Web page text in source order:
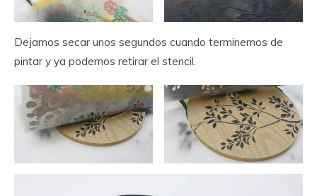
Dejamos secar unos segundos cuando terminemos de
pintar y ya podemos retirar el stencil.